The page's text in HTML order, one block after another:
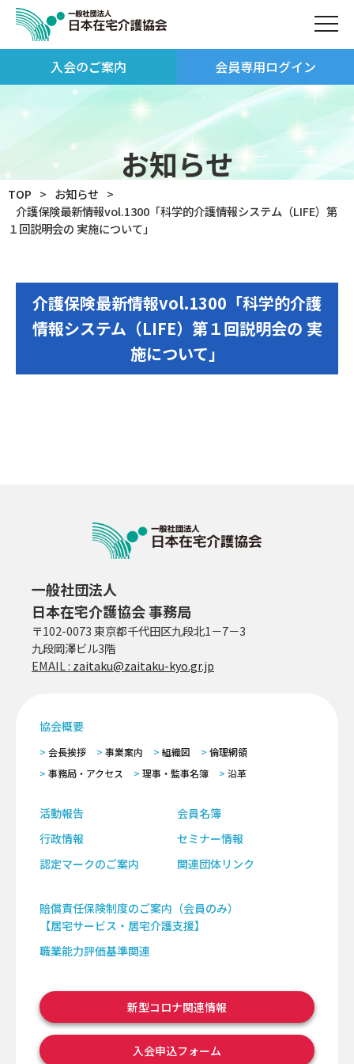
入会のご案内 会員専用ログイン
お知らせ
TOP
お知らせ
介護保険最新情報vol.1300「科学的介護情報システム（LIFE）第
１回説明会の 実施について」
介護保険最新情報vol.1300「科学的介護
情報システム（LIFE）第１回説明会の 実
施について」
一般社団法人
日本在宅介護協会 事務局
〒102-0073 東京都千代田区九段北1－7－3
九段岡澤ビル3階
EMAIL : zaitaku@zaitaku-kyo.gr.jp
協会概要
会長挨拶 事業案内 組織図
倫理網領
事務局・アクセス
理事・監事名簿 沿革
活動報告
会員名簿
行政情報
セミナー情報
認定マークのご案内
関連団体リンク
賠償責任保険制度のご案内（会員のみ）
【居宅サービス・居宅介護支援】
職業能力評価基準関連
新型コロナ関連情報
入会申込フォーム